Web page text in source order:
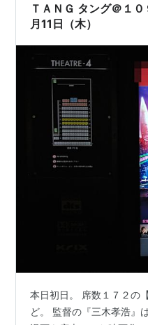
「STAND UP!」
「電車男」（映画）
「がんばっていきまっ
星に願いを〜七畳間
「サプリ」
「ラフ」
7月24日通りのクリス
ＴＡＮＧ タング＠１
月11日（木）
本日初日。 席数１７２の
ど。 監督の『三木孝浩』